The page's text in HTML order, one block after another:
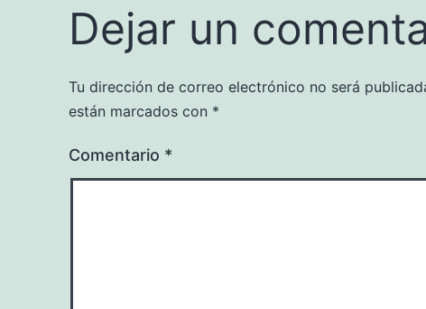
Dejar un
Tu dirección de correo electrónico no será
están marcados con *
Comentario *